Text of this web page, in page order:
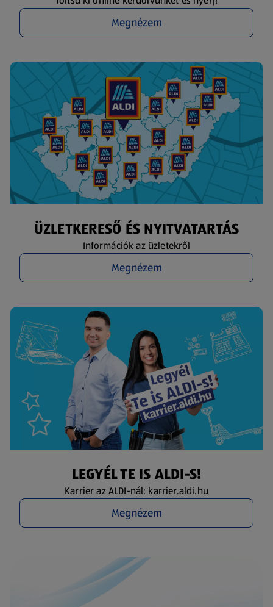
Megnézem
ÜZLETKERESŐ ÉS NYITVATARTÁS
Információk az üzletekről
Megnézem
LEGYÉL TE IS ALDI-S!
Karrier az ALDI-nál: karrier.aldi.hu
Megnézem